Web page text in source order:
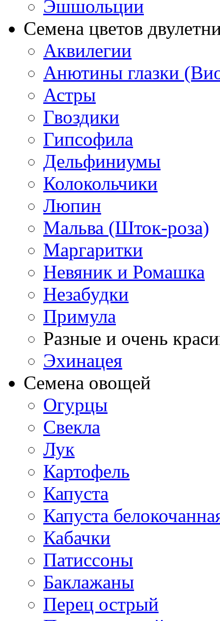
Эшшольции
Семена цветов
Аквилегии
Анютины глазки
Астры
Гвоздики
Гипсофила
Дельфиниумы
Колокольчики
Люпин
Мальва (Шток-роза)
Маргаритки
Невяник и Ромашка
Незабудки
Примула
Разные и очень
Эхинацея
Семена овощей
Огурцы
Свекла
Лук
Картофель
Капуста
Капуста
Кабачки
Патиссоны
Баклажаны
Перец острый